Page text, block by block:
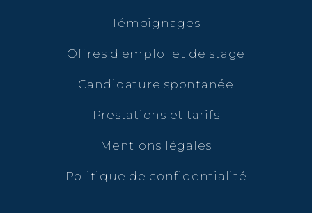
Témoignages
Offres d'emploi et de stage
Candidature spontanée
Prestations et tarifs
Mentions légales
Politique de confidentialité